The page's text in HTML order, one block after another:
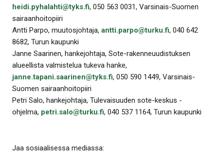
heidi.pyhalahti@tyks.fi, 050 563 0031, Varsinais-Suomen
sairaanhoitopiiri
Antti Parpo, muutosjohtaja, antti.parpo@turku.fi, 040 642
8682, Turun kaupunki
Janne Saarinen, hankejohtaja, Sote-rakenneuudistuksen
alueellista valmistelua tukeva hanke,
janne.tapani.saarinen@tyks.fi, 050 590 1449, Varsinais-
Suomen sairaanhoitopiiri
Petri Salo, hankejohtaja, Tulevaisuuden sote-keskus -
ohjelma, petri.salo@turku.fi, 040 537 1164, Turun kaupunki
Jaa sosiaalisessa mediassa: